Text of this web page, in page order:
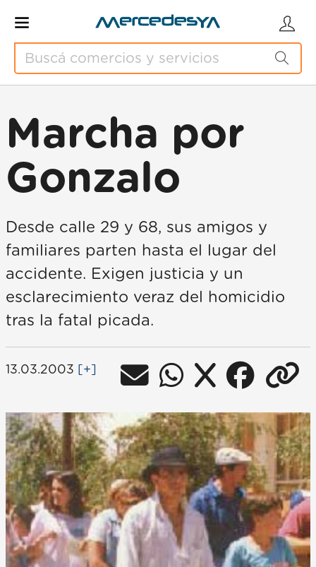
Marcha por
Gonzalo
Desde calle 29 y 68, sus amigos y
familiares parten hasta el lugar del
accidente. Exigen justicia y un
esclarecimiento veraz del homicidio
tras la fatal picada.
13.03.2003 [+]